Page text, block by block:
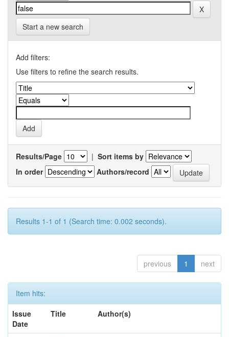
Start a new search
Add filters:
Use filters to refine the search results.
Results/Page | Sort items by
In order
Authors/record
Results 1-1 of 1 (Search time: 0.002 seconds).
previous 1 next
Item hits:
Issue
Date
Title Author(s)